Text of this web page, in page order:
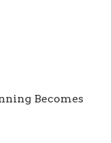
Becomes